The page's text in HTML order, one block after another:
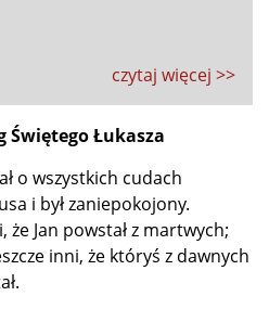
czytaj więcej >>
Świętego Łukasza
o wszystkich cudach
i był zaniepokojony.
Jan powstał z martwych;
inni, że któryś z dawnych